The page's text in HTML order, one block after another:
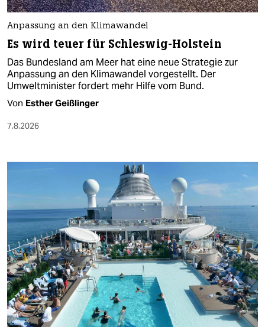
Anpassung an den Klimawandel
Es wird teuer für Schleswig-Holstein
Das Bundesland am Meer hat eine neue Strategie zur
Anpassung an den Klimawandel vorgestellt. Der
Umweltminister fordert mehr Hilfe vom Bund.
Von Esther Geißlinger
7.8.2026